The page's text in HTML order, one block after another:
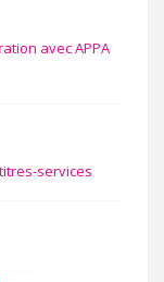
avec APPA
titres-services